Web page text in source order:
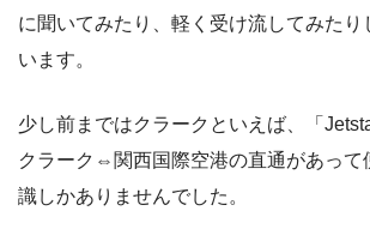
に聞いてみたり、軽く受け流してみたり
います。
少し前まではクラークといえば、「
クラーク⇔関西国際空港の直通があって
識しかありませんでした。